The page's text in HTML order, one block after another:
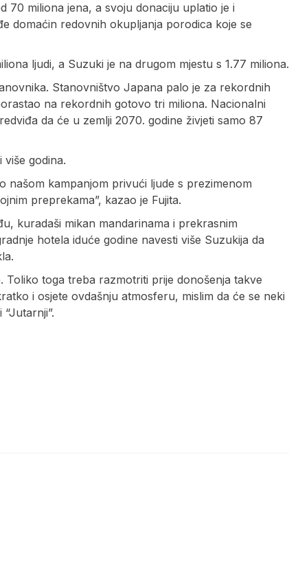
70 miliona jena, a svoju donaciju uplatio je i
domaćin redovnih okupljanja porodica koje se
ljudi, a Suzuki je na drugom mjestu s 1.77 miliona.
Stanovništvo Japana palo je za rekordnih
na rekordnih gotovo tri miliona. Nacionalni
da će u zemlji 2070. godine živjeti samo 87
godina.
našom kampanjom privući ljude s prezimenom
preprekama”, kazao je Fujita.
kuradaši mikan mandarinama i prekrasnim
hotela iduće godine navesti više Suzukija da
Toliko toga treba razmotriti prije donošenja takve
i osjete ovdašnju atmosferu, mislim da će se neki